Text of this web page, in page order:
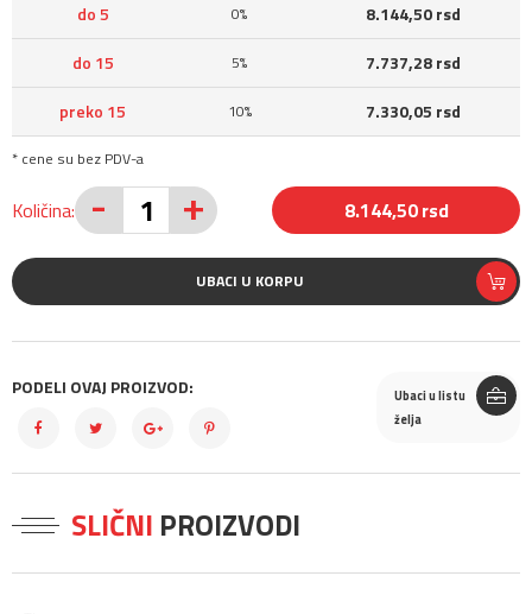
do 5 0%
8.144,50 rsd
do 15
5%
7.737,28 rsd
preko 15
10% 7.330,05 rsd
* cene su bez PDV-a
Količina: - + 8.144,50 rsd
UBACI U KORPU
PODELI OVAJ PROIZVOD:
Ubaci u listu
želja
SLIČNI PROIZVODI